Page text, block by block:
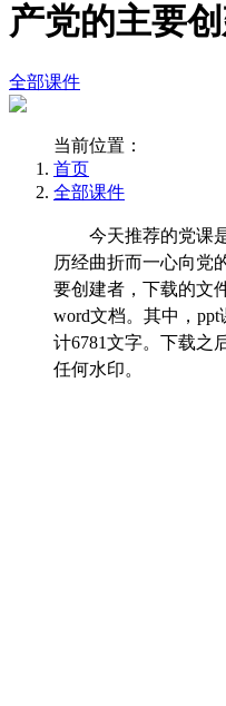
产党的主要
全部课件
当前位置：
首页
全部课件
今天推荐的党课
历经曲折而一心向党
要创建者，下载的文
word文档。其中，
计6781文字。下载之
任何水印。